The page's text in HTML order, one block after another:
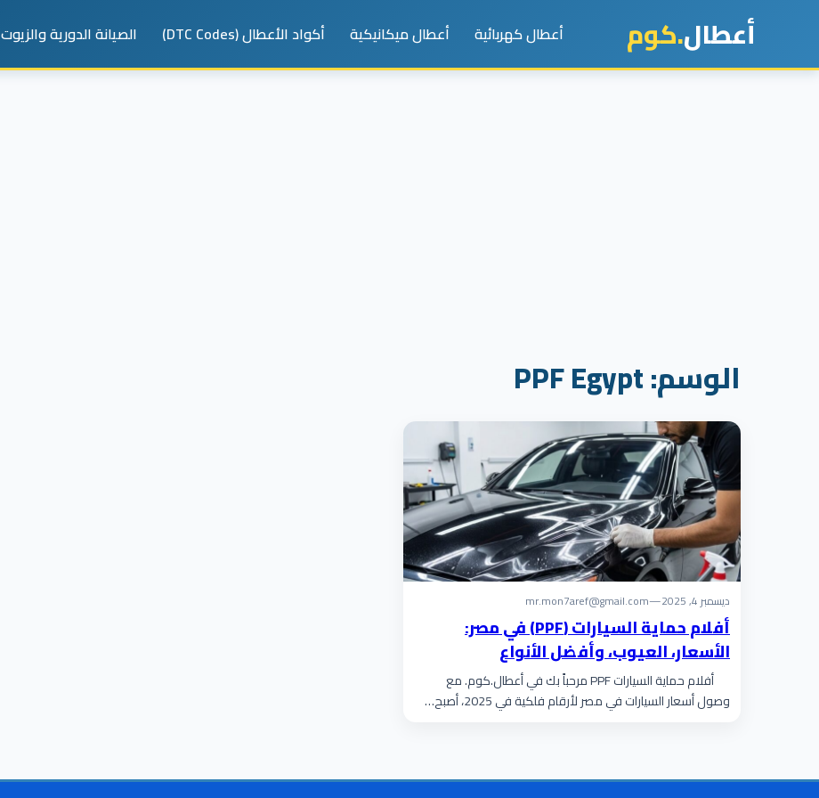
أعطال.كوم أعطال كهربائية أعطال ميكانيكية أكواد الأعطال (DTC Codes) الصيانة الدورية والزيوت
الوسم:PPF Egypt
ديسمبر 4, 2025 —
mr.mon7aref@gmail.com
أفلام حماية السيارات (PPF) في مصر:
الأسعار، العيوب، وأفضل الأنواع
أفلام حماية السيارات PPF مرحباً بك في أعطال.كوم. مع
وصول أسعار السيارات في مصر لأرقام فلكية في 2025، أصبح…